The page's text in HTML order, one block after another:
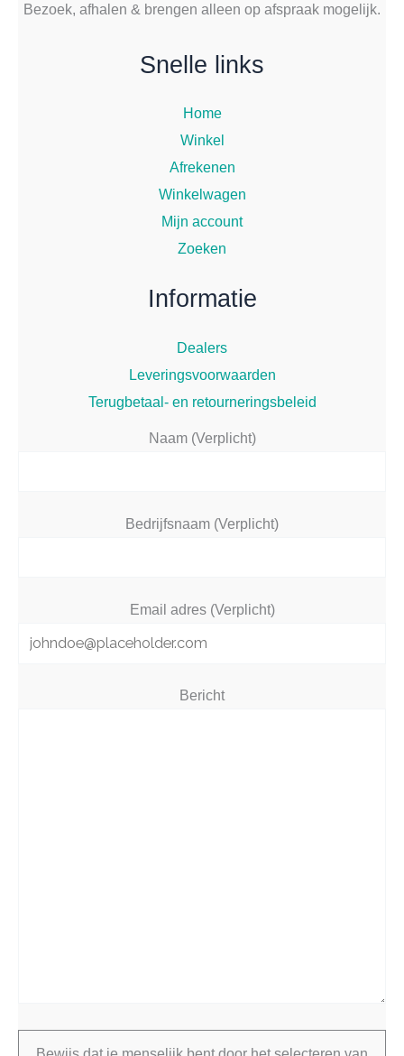
Bezoek, afhalen & brengen alleen op afspraak mogelijk.
Snelle links
Home
Winkel
Afrekenen
Winkelwagen
Mijn account
Zoeken
Informatie
Dealers
Leveringsvoorwaarden
Terugbetaal- en retourneringsbeleid
Naam (Verplicht)
Bedrijfsnaam (Verplicht)
Email adres (Verplicht)
Bericht